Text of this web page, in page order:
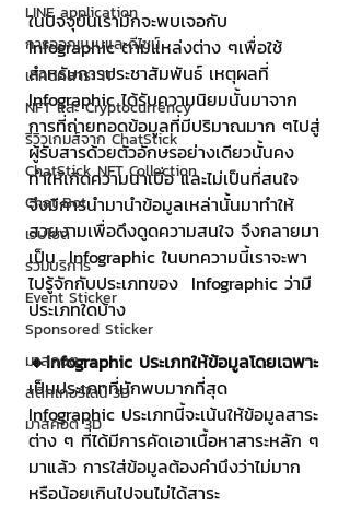
LINE application
การออกแบบและดีไซน์
เทคนิคสาระ IT
NFT และ Cryptocurrency
รีวิวเกมส์จาก ChatStick
ChatStick NFT Collection
Chat Bot
เวบไซต์
รวมบริการ
Event Sticker
Sponsored Sticker
มาสคอต
สติกเกอร์ไลน์ 3D
มาสคอต 3D
ในปัจจุบันเรามักจะพบเจอกับ
Infographic ตามแหล่งต่าง ๆเพื่อใช้
สำหรับการประชาสัมพันธ์ เหตุผลที่
Infographic ได้รับความนิยมนั้นมาจาก
การที่ถ่ายทอดข้อมูลที่มีปริมาณมาก ๆไปสู่
ผู้รับสารด้วยตัวอักษรอย่างเดียวนั้นคง
ทำให้เกิดความน่าเบื่อ และไม่เป็นที่สนใจ
จึงมีการนำมานำข้อมูลเหล่านั้นมาทำให้
สวยงามเพื่อดึงดูดความสนใจ จึงกลายมา
เป็น  Infographic ในบทความนี้เราจะพา
ไปรู้จักกับประเภทของ  Infographic ว่ามี
ประเภทใดบ้าง
🔸Infographic ประเภทให้ข้อมูลโดยเฉพาะ
เป็นประเภทที่มักพบมากที่สุด
Infographic ประเภทนี้จะเน้นให้ข้อมูลสาระ
ต่าง ๆ ที่ได้มีการคัดเอาเนื้อหาสาระหลัก ๆ
มาแล้ว การใส่ข้อมูลต้องคำนึงว่าไม่มาก
หรือน้อยเกินไปจนไม่ได้สาระ